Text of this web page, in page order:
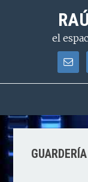
contenidoel
GUARDERÍA